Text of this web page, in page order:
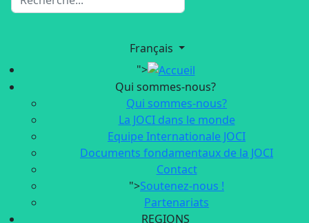
Français
">
Qui sommes-nous?
Qui sommes-nous?
La JOCI dans le monde
Equipe Internationale JOCI
Documents fondamentaux de la JOCI
Contact
">Soutenez-nous !
Partenariats
REGIONS